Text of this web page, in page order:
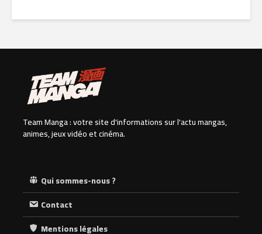
Team Manga : votre site d'informations sur l'actu mangas,
animes, jeux vidéo et cinéma.
Qui sommes-nous ?
Contact
Mentions légales